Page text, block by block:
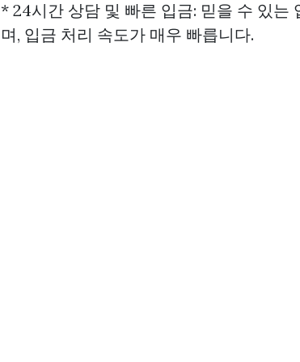
* 24시간 상담 및 빠른 입금: 믿을 수 있
며, 입금 처리 속도가 매우 빠릅니다.